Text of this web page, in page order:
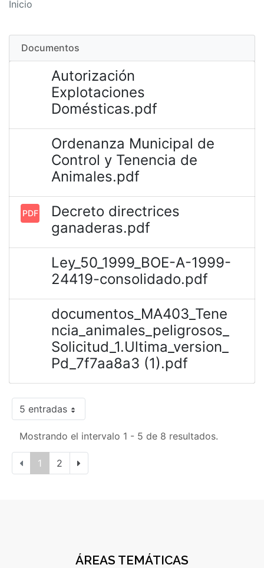
Inicio
Documentos
Autorización
Explotaciones
Domésticas.pdf
Ordenanza Municipal de
Control y Tenencia de
Animales.pdf
PDF
Decreto directrices
ganaderas.pdf
Ley_50_1999_BOE-A-1999-
24419-consolidado.pdf
documentos_MA403_Tene
ncia_animales_peligrosos_
Solicitud_1.Ultima_version_
Pd_7f7aa8a3 (1).pdf
5 entradas
Mostrando el intervalo 1 - 5 de 8 resultados.
1 2
ÁREAS TEMÁTICAS